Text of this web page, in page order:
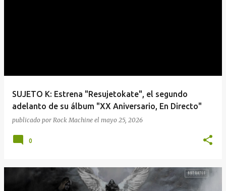
SUJETO K: Estrena "Resujetokate", el segundo
adelanto de su álbum "XX Aniversario, En Directo"
publicado por Rock Machine el mayo 25, 2026
0